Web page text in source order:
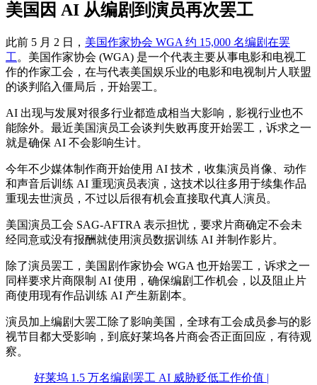
美国因 AI 从编剧到演员再次罢工
此前 5 月 2 日， 美国作家协会 WGA 约 15,000 名编剧在罢
工。美国作家协会 (WGA) 是一个代表主要从事电影和电视工
作的作家工会，在与代表美国娱乐业的电影和电视制片人联盟
的谈判陷入僵局后，开始罢工。
AI 出现与发展对很多行业都造成相当大影响，影视行业也不
能除外。最近美国演员工会谈判失败再度开始罢工，诉求之一
就是确保 AI 不会影响生计。
今年不少媒体制作商开始使用 AI 技术，收集演员肖像、动作
和声音后训练 AI 重现演员表演，这技术以往多用于续集作品
重现去世演员，不过以后很有机会直接取代真人演员。
美国演员工会 SAG-AFTRA 表示担忧，要求片商确定不会未
经同意或没有报酬就使用演员数据训练 AI 并制作影片。
除了演员罢工，美国剧作家协会 WGA 也开始罢工，诉求之一
同样要求片商限制 AI 使用，确保编剧工作机会，以及阻止片
商使用现有作品训练 AI 产生新剧本。
演员加上编剧大罢工除了影响美国，全球有工会成员参与的影
视节目都大受影响，到底好莱坞各片商会否正面回应，有待观
察。
好莱坞 1.5 万名编剧罢工 AI 威胁贬低工作价值 |